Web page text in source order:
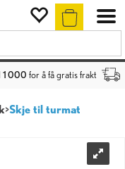
1 000 for å få gratis frakt
>Skje til turmat